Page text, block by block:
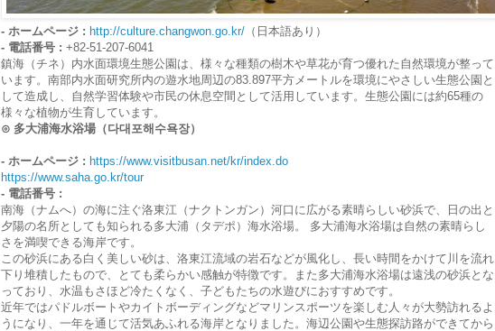
- ホームページ : http://culture.changwon.go.kr/ （日本語あり）
- 電話番号 : +82-51-207-6041
鎮海（チネ）内水面環境生態公園は、様々な種類の樹木や草花が育つ優れた自然環境が整って
います。南部内水面研究所内の遊水地周辺の83.897平方メートルを環境にやさしい生態公園と
して造成し、自然学習体験や市民の休息空間として活用しています。生態公園には約65種の
様々な植物が生育しています。
⊙ 多大浦海水浴場（다대포해수욕장）
- ホームページ : https://www.visitbusan.net/kr/index.do
https://www.saha.go.kr/tour
- 電話番号 :
南海（ナムへ）の海に注ぐ洛東江（ナクトンガン）河口に広がる素晴らしい砂浜で、日の出と
夕陽の名所としても知られる多大浦（タデポ）海水浴場。 多大浦海水浴場は自然の素晴らし
さを満喫できる海岸です。
この砂浜にある白く美しい砂は、洛東江流域の岩石などが風化し、長い時間をかけて川を流れ
下り堆積したもので、とても柔らかい感触が特徴です。また多大浦海水浴場は遠浅の砂浜とな
っており、水温もさほど冷たくなく、子どもたちの水遊びにおすすめです。
近年ではパドルボートやカイトボーディングなどマリンスポーツを楽しむ人々が大勢訪れるよ
うになり、一年を通じて活気あふれる海岸となりました。海辺公園や生態探訪路ができてから